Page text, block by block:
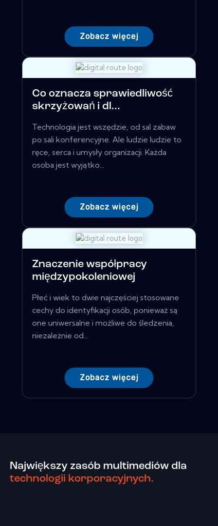
Zobacz więcej
Co oznacza sprawiedliwość
skrzyżowań i dl...
Technologia jest wszędzie, od sal zabaw
po sali konferencyjne. Ale ludzie ludzie to
ręce, serca i umysły organizacji. Każda
osoba jest wyjątko...
Zobacz więcej
Znaczenie współpracy
międzypokoleniowej
Płeć i wiek to dwie najczęściej stosowane
cechy do identyfikacji osób, ponieważ są
one uniwersalne i możliwe do śledzenia,
niezależnie od...
Zobacz więcej
Największy zasób multimediów dla
technologii korporacyjnych.